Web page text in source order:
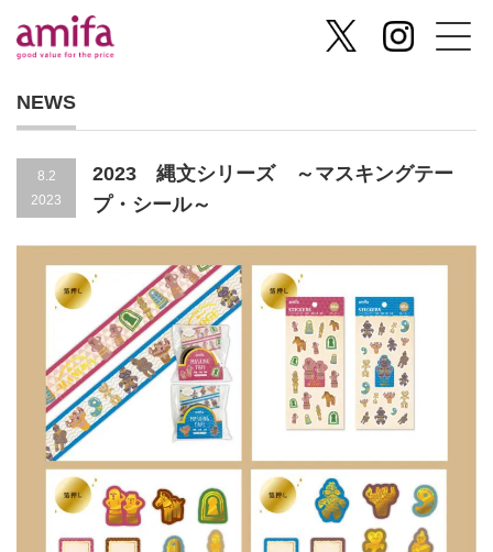
NEWS
8.2
2023
2023 縄文シリーズ ～マスキングテー
プ・シール～